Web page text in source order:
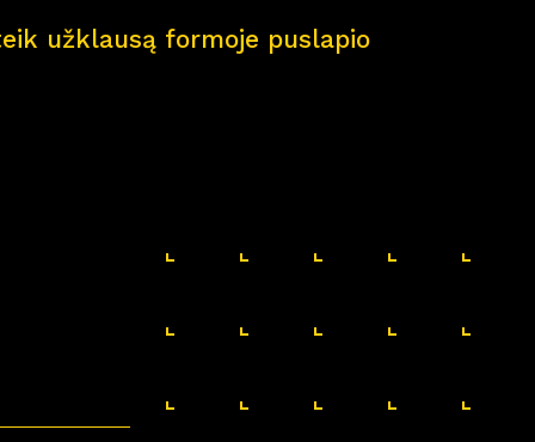
užklausą formoje puslapio